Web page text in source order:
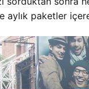
aylık paketler